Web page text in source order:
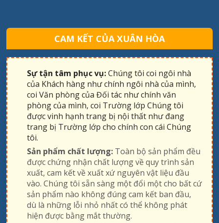
CAM KẾT CỦA XUÂN HÒA
Sự tận tâm phục vụ:Chúng tôi coi ngôi nhà
của Khách hàng như chính ngôi nhà của mình,
coi Văn phòng của Đối tác như chính văn
phòng của mình, coi Trường lớp Chúng tôi
được vinh hạnh trang bị nội thất như đang
trang bị Trường lớp cho chính con cái Chúng
tôi.
Sản phẩm chất lượng: Toàn bộ sản phẩm đều
được chứng nhận chất lượng về quy trình sản
xuất, cam kết về xuất xứ nguyên vật liệu đầu
vào. Chúng tôi sẵn sàng một đổi một cho bất cứ
sản phẩm nào không đúng cam kết ban đầu,
dù là những lỗi nhỏ nhất có thể không phát
hiện được bằng mắt thường.